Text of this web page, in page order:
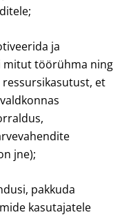
ja
mitut töörühma ning
et
jne);
pakkuda
kasutajatele